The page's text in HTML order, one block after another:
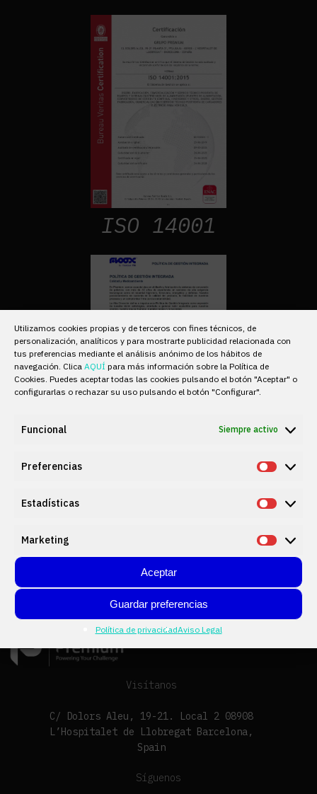
Utilizamos cookies propias y de terceros con fines técnicos, de
personalización, analíticos y para mostrarte publicidad relacionada con
tus preferencias mediante el análisis anónimo de los hábitos de
navegación. Clica AQUÍ para más información sobre la Política de
Cookies. Puedes aceptar todas las cookies pulsando el botón "Aceptar" o
configurarlas o rechazar su uso pulsando el botón "Configurar".
Funcional Siempre activo
Preferencias
Estadísticas
Marketing
Aceptar
Guardar preferencias
Política de privacidadAviso Legal
ISO 14001
Política gestión
Visítanos
C/ Dolors Aleu, 19-21. Local 2 08908
L’Hospitalet de Llobregat Barcelona,
Spain
Síguenos